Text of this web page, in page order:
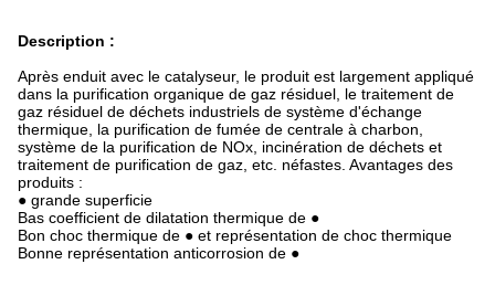
Description :
Après enduit avec le catalyseur, le produit est largement appliqué
dans la purification organique de gaz résiduel, le traitement de
gaz résiduel de déchets industriels de système d'échange
thermique, la purification de fumée de centrale à charbon,
système de la purification de NOx, incinération de déchets et
traitement de purification de gaz, etc. néfastes. Avantages des
produits :
● grande superficie
Bas coefficient de dilatation thermique de ●
Bon choc thermique de ● et représentation de choc thermique
Bonne représentation anticorrosion de ●